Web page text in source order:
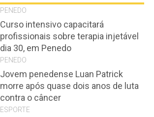
PENEDO
Curso intensivo capacitará
profissionais sobre terapia injetável
dia 30, em Penedo
PENEDO
Jovem penedense Luan Patrick
morre após quase dois anos de luta
contra o câncer
ESPORTE